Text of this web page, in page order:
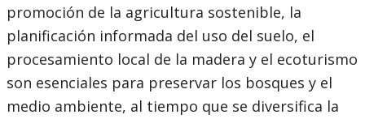
promoción de la agricultura sostenible, la
planificación informada del uso del suelo, el
procesamiento local de la madera y el ecoturismo
son esenciales para preservar los bosques y el
medio ambiente, al tiempo que se diversifica la